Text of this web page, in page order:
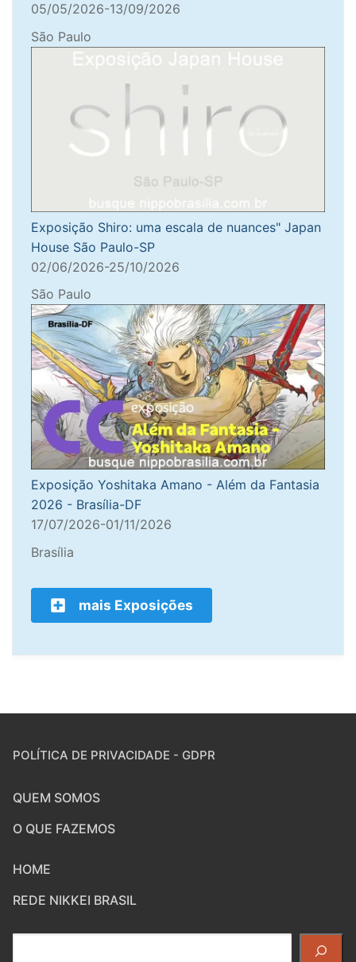
05/05/2026-13/09/2026
São Paulo
Exposição Shiro: uma escala de nuances" Japan
House São Paulo-SP
02/06/2026-25/10/2026
São Paulo
Exposição Yoshitaka Amano - Além da Fantasia
2026 - Brasília-DF
17/07/2026-01/11/2026
Brasília
mais Exposições
POLÍTICA DE PRIVACIDADE - GDPR
QUEM SOMOS
O QUE FAZEMOS
HOME
REDE NIKKEI BRASIL